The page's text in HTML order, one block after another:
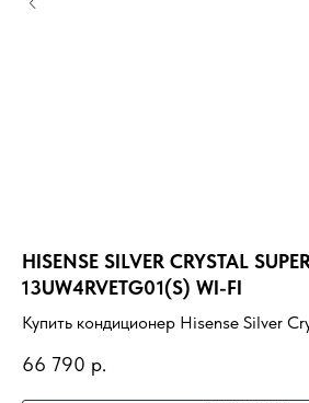
HISENSE SILVER CRYSTAL
13UW4RVETG01(S) WI-FI
Купить кондиционер Hisense Silver
под помещение, доставка,
66 790 р.